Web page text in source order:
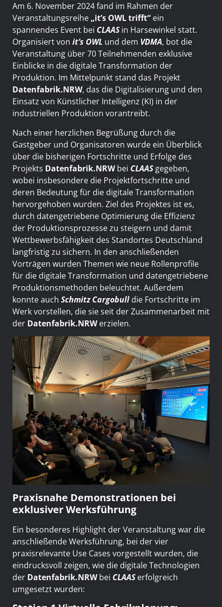
Am 6. November 2024 fand im Rahmen der
Veranstaltungsreihe „it’s OWL trifft“ ein
spannendes Event bei CLAASin Harsewinkel statt.
Organisiert von it’s OWL und dem VDMA, bot die
Veranstaltung über 70 Teilnehmenden exklusive
Einblicke in die digitale Transformation der
Produktion. Im Mittelpunkt stand das Projekt
Datenfabrik.NRW, das die Digitalisierung und den
Einsatz von Künstlicher Intelligenz (KI) in der
industriellen Produktion vorantreibt.
Nach einer herzlichen Begrüßung durch die
Gastgeber und Organisatoren wurde ein Überblick
über die bisherigen Fortschritte und Erfolge des
Projekts Datenfabrik.NRWbei CLAASgegeben,
wobei insbesondere die Projektfortschritte und
deren Bedeutung für die digitale Transformation
hervorgehoben wurden. Ziel des Projektes ist es,
durch datengetriebene Optimierung die Effizienz
der Produktionsprozesse zu steigern und damit
Wettbewerbsfähigkeit des Standortes Deutschland
langfristig zu sichern. In den anschließenden
Vorträgen wurden Themen wie neue Rollenprofile
für die digitale Transformation und datengetriebene
Produktionsmethoden beleuchtet. Außerdem
konnte auch Schmitz Cargobulldie Fortschritte im
Werk vorstellen, die sie seit der Zusammenarbeit mit
der Datenfabrik.NRWerzielen.
Praxisnahe Demonstrationen bei
exklusiver Werksführung
Ein besonderes Highlight der Veranstaltung war die
anschließende Werksführung, bei der vier
praxisrelevante Use Cases vorgestellt wurden, die
eindrucksvoll zeigen, wie die digitale Technologien
der Datenfabrik.NRWbei CLAASerfolgreich
umgesetzt wurden: